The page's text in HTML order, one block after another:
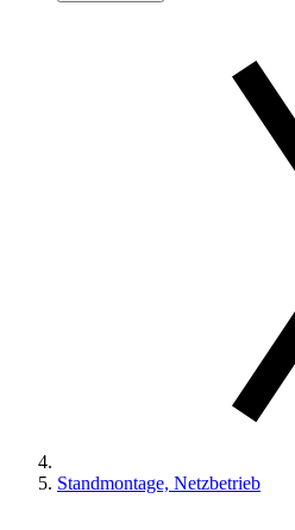
Standmontage, Netzbetrieb